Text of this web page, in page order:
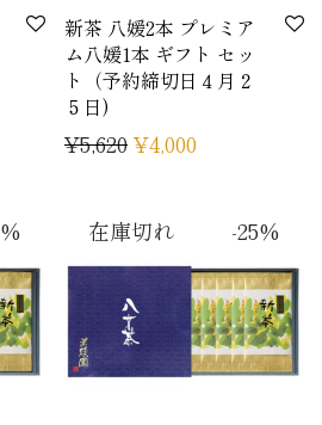
新茶 八媛2本 プレミア
ム八媛1本 ギフト セッ
ト（予約締切日４月２
５日)
¥5,620¥4,000
% -25%